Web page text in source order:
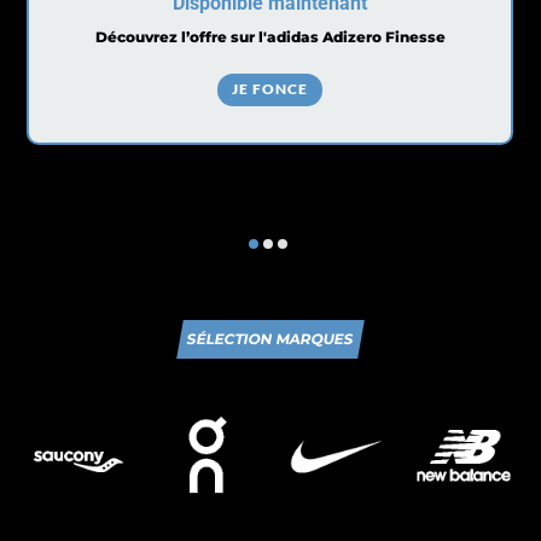
Découvrez l’offre sur l'adidas Adizero Finesse
JE FONCE
SÉLECTION MARQUES